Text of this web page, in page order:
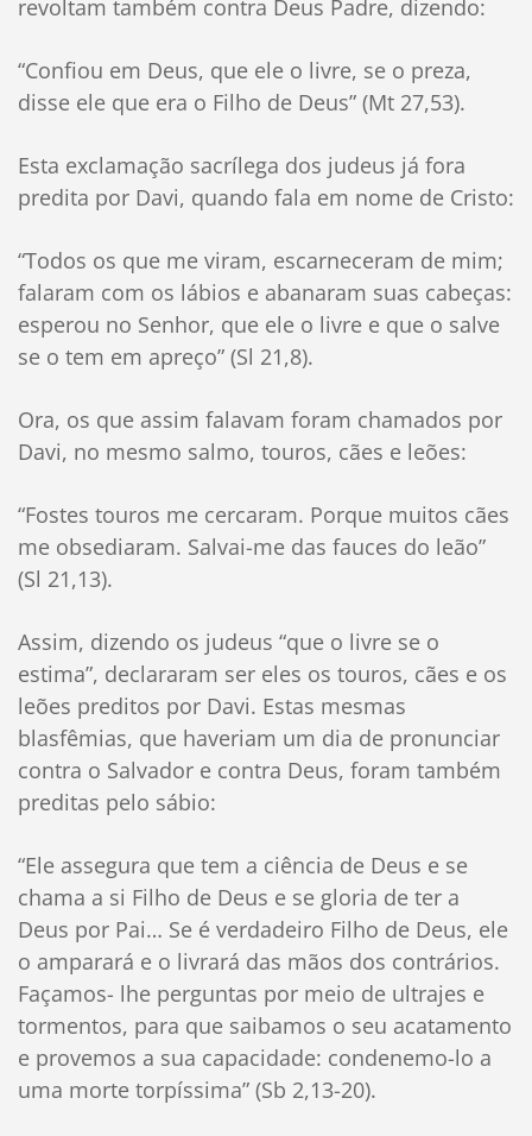
revoltam também contra Deus Padre, dizendo:
“Confiou em Deus, que ele o livre, se o preza,
disse ele que era o Filho de Deus” (Mt 27,53).
Esta exclamação sacrílega dos judeus já fora
predita por Davi, quando fala em nome de Cristo:
“Todos os que me viram, escarneceram de mim;
falaram com os lábios e abanaram suas cabeças:
esperou no Senhor, que ele o livre e que o salve
se o tem em apreço” (Sl 21,8).
Ora, os que assim falavam foram chamados por
Davi, no mesmo salmo, touros, cães e leões:
“Fostes touros me cercaram. Porque muitos cães
me obsediaram. Salvai-me das fauces do leão”
(Sl 21,13).
Assim, dizendo os judeus “que o livre se o
estima”, declararam ser eles os touros, cães e os
leões preditos por Davi. Estas mesmas
blasfêmias, que haveriam um dia de pronunciar
contra o Salvador e contra Deus, foram também
preditas pelo sábio:
“Ele assegura que tem a ciência de Deus e se
chama a si Filho de Deus e se gloria de ter a
Deus por Pai… Se é verdadeiro Filho de Deus, ele
o amparará e o livrará das mãos dos contrários.
Façamos- lhe perguntas por meio de ultrajes e
tormentos, para que saibamos o seu acatamento
e provemos a sua capacidade: condenemo-lo a
uma morte torpíssima” (Sb 2,13-20).